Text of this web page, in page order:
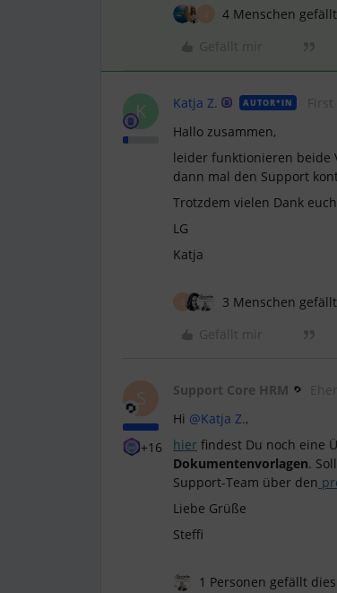
4 Menschen
K Katja Z. AUTOR*IN First
Hallo zusammen,
leider funktionieren beide
dann mal den Support
Trotzdem vielen Dank
LG
Katja
3 Menschen
Gefällt mir
S
+16
Support Core HRM
Hi @Katja Z.,
hier findest Du noch eine
Dokumentenvorlagen.
Support-Team über den
Liebe Grüße
Steffi
1 Personen gefällt dies